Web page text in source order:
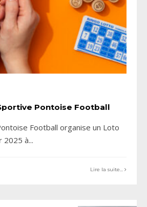
Pontoise Football
Football organise un Loto
2025 à...
Lire la suite...